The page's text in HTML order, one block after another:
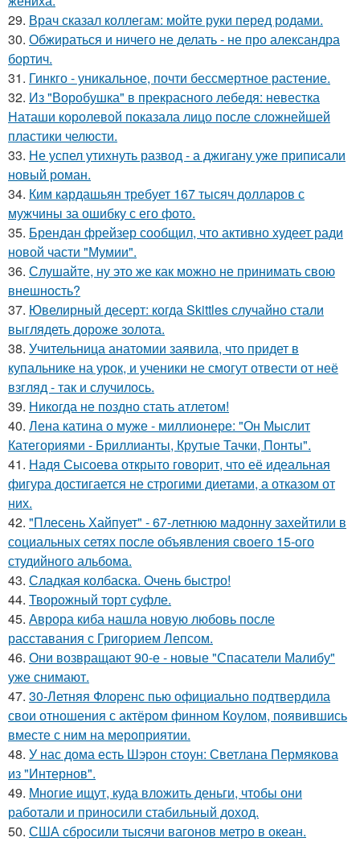
29. Врач сказал коллегам: мойте руки перед родами.
30. Обжираться и ничего не делать - не про александра
бортич.
31. Гинкго - уникальное, почти бессмертное растение.
32. Из "Воробушка" в прекрасного лебедя: невестка
Наташи королевой показала лицо после сложнейшей
пластики челюсти.
33. Не успел утихнуть развод - а джигану уже приписали
новый роман.
34. Ким кардашьян требует 167 тысяч долларов с
мужчины за ошибку с его фото.
35. Брендан фрейзер сообщил, что активно худеет ради
новой части "Мумии".
36. Слушайте, ну это же как можно не принимать свою
внешность?
37. Ювелирный десерт: когда Skittles случайно стали
выглядеть дороже золота.
38. Учительница анатомии заявила, что придет в
купальнике на урок, и ученики не смогут отвести от неё
взгляд - так и случилось.
39. Никогда не поздно стать атлетом!
40. Лена катина о муже - миллионере: "Он Мыслит
Категориями - Бриллианты, Крутые Тачки, Понты".
41. Надя Сысоева открыто говорит, что её идеальная
фигура достигается не строгими диетами, а отказом от
них.
42. "Плесень Хайпует" - 67-летнюю мадонну захейтили в
социальных сетях после объявления своего 15-ого
студийного альбома.
43. Сладкая колбаска. Очень быстро!
44. Творожный торт суфле.
45. Аврора киба нашла новую любовь после
расставания с Григорием Лепсом.
46. Они возвращают 90-е - новые "Спасатели Малибу"
уже снимают.
47. 30-Летняя Флоренс пью официально подтвердила
свои отношения с актёром финном Коулом, появившись
вместе с ним на мероприятии.
48. У нас дома есть Шэрон стоун: Светлана Пермякова
из "Интернов".
49. Многие ищут, куда вложить деньги, чтобы они
работали и приносили стабильный доход.
50. США сбросили тысячи вагонов метро в океан.